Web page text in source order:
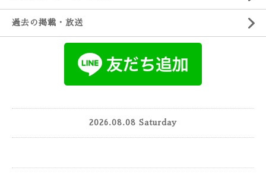
過去の掲載・放送
2026.08.08 Saturday